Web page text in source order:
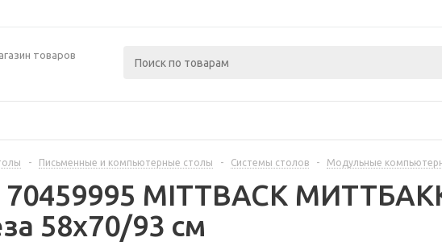
товаров
- Письменные и компьютерные столы - Системы столов - Модульные
70459995 MITTBACK
58x70/93 см